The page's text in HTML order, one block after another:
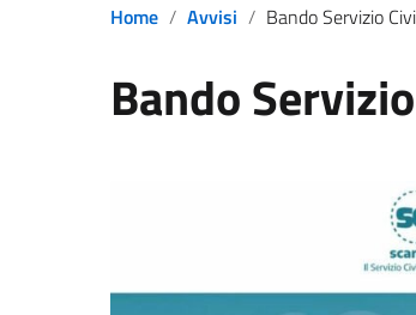
Home Avvisi Bando Servizio Civile
Bando